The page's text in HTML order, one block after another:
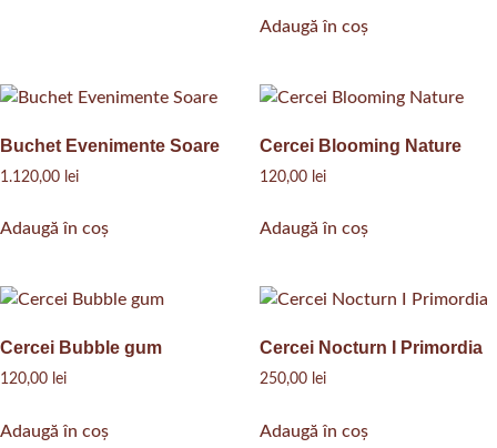
Adaugă în coș
Buchet Evenimente Soare
1.120,00 lei
Adaugă în coș
Cercei Blooming Nature
120,00 lei
Adaugă în coș
Cercei Bubble gum
120,00 lei
Adaugă în coș
Cercei Nocturn I Primordia
250,00 lei
Adaugă în coș